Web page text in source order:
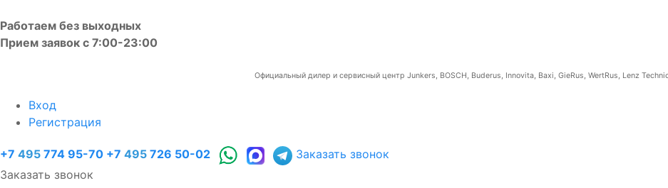
Работаем без выходных
Прием заявок с 7:00-23:00
Официальный дилер и сервисный центр Junkers, BOSCH, Buderus, Innovita, Baxi, GieRus, WertRus, Lenz
Вход
Регистрация
+7 495 774 95-70 +7 495 726 50-02
Заказать звонок
Заказать звонок